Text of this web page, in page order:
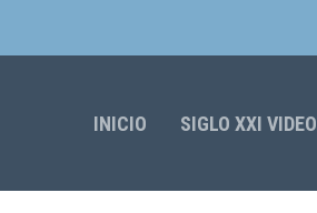
INICIO SIGLO XXI VIDEO